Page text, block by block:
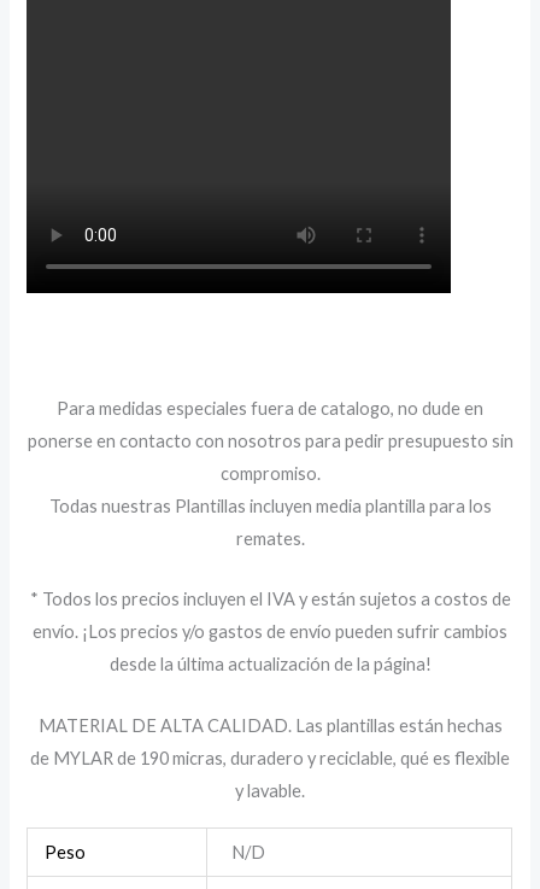
Para medidas especiales fuera de catalogo, no dude en
ponerse en contacto con nosotros para pedir presupuesto sin
compromiso.
Todas nuestras Plantillas incluyen media plantilla para los
remates.
* Todos los precios incluyen el IVA y están sujetos a costos de
envío. ¡Los precios y/o gastos de envío pueden sufrir cambios
desde la última actualización de la página!
MATERIAL DE ALTA CALIDAD. Las plantillas están hechas
de MYLAR de 190 micras, duradero y reciclable, qué es flexible
y lavable.
Peso N/D